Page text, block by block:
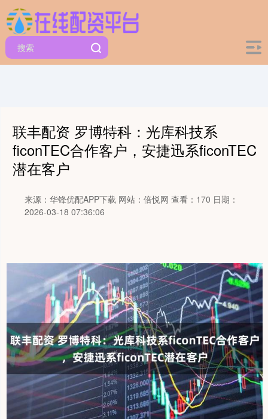
联丰配资 罗博特科：光库科技系
ficonTEC合作客户，安捷迅系ficonTEC
潜在客户
来源：华锋优配APP下载 网站：倍悦网 查看：170 日期：
2026-03-18 07:36:06